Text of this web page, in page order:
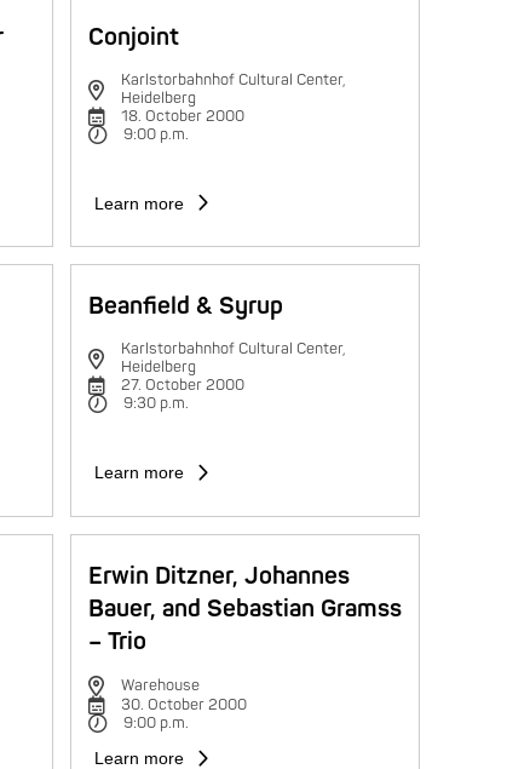
Conjoint
Karlstorbahnhof Cultural Center,
Heidelberg
18. October 2000
9:00 p.m.
Learn more
Beanfield & Syrup
Karlstorbahnhof Cultural Center,
Heidelberg
27. October 2000
9:30 p.m.
Learn more
Erwin Ditzner, Johannes
Bauer, and Sebastian Gramss
– Trio
Warehouse
30. October 2000
9:00 p.m.
Learn more